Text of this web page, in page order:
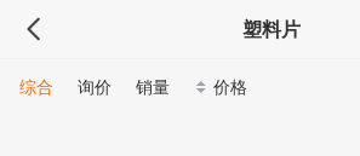
塑料片
综合 询价 销量 价格